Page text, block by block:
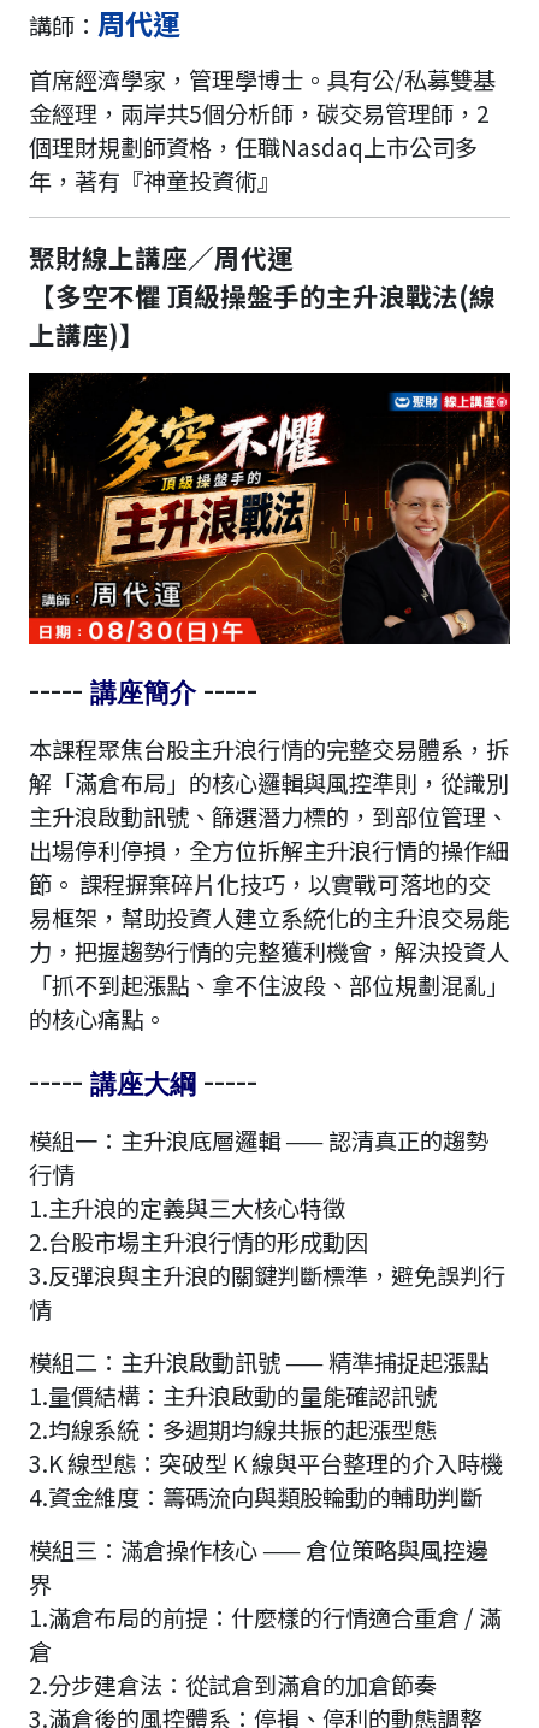
講師： 周代運
首席經濟學家，管理學博士。具有公/私募雙基
金經理，兩岸共5個分析師，碳交易管理師，2
個理財規劃師資格，任職Nasdaq上市公司多
年，著有『神童投資術』
聚財線上講座／周代運
【多空不懼 頂級操盤手的主升浪戰法(線
上講座)】
----- 講座簡介-----
本課程聚焦台股主升浪行情的完整交易體系，拆
解「滿倉布局」的核心邏輯與風控準則，從識別
主升浪啟動訊號、篩選潛力標的，到部位管理、
出場停利停損，全方位拆解主升浪行情的操作細
節。 課程摒棄碎片化技巧，以實戰可落地的交
易框架，幫助投資人建立系統化的主升浪交易能
力，把握趨勢行情的完整獲利機會，解決投資人
「抓不到起漲點、拿不住波段、部位規劃混亂」
的核心痛點。
----- 講座大綱 -----
模組一：主升浪底層邏輯 —— 認清真正的趨勢
行情
1.主升浪的定義與三大核心特徵
2.台股市場主升浪行情的形成動因
3.反彈浪與主升浪的關鍵判斷標準，避免誤判行
情
模組二：主升浪啟動訊號 —— 精準捕捉起漲點
1.量價結構：主升浪啟動的量能確認訊號
2.均線系統：多週期均線共振的起漲型態
3.K 線型態：突破型 K 線與平台整理的介入時機
4.資金維度：籌碼流向與類股輪動的輔助判斷
模組三：滿倉操作核心 —— 倉位策略與風控邊
界
1.滿倉布局的前提：什麼樣的行情適合重倉 / 滿
倉
2.分步建倉法：從試倉到滿倉的加倉節奏
3.滿倉後的風控體系：停損、停利的動態調整